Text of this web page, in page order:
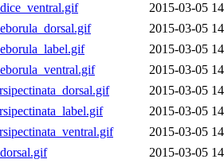
2015-03-05
2015-03-05
2015-03-05
2015-03-05
2015-03-05
2015-03-05
2015-03-05
2015-03-05